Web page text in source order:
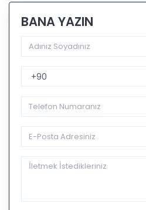
BANA YAZIN
Telefon Kodu